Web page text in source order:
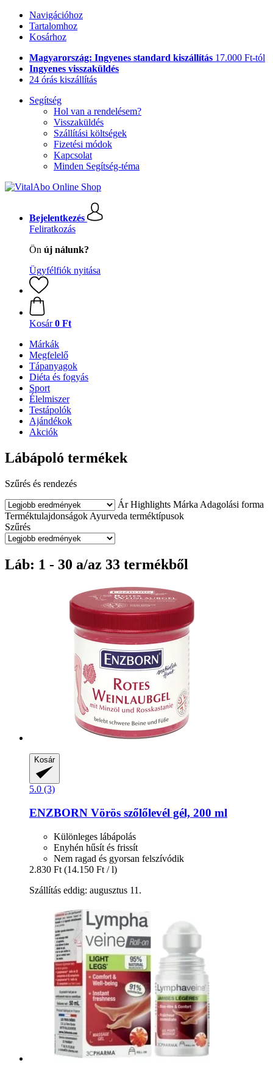
Navigációhoz
Tartalomhoz
Kosárhoz
Magyarország: Ingyenes standard kiszállítás 17.000 Ft-tól
Ingyenes visszaküldés
24 órás kiszállítás
Segítség
Hol van a rendelésem?
Visszaküldés
Szállítási költségek
Fizetési módok
Kapcsolat
Minden Segítség-téma
Bejelentkezés
Feliratkozás
Ön új nálunk?
Ügyfélfiók nyitása
Kosár 0 Ft
Márkák
Megfelelő
Tápanyagok
Diéta és fogyás
Sport
Élelmiszer
Testápolók
Ajándékok
Akciók
Lábápoló termékek
Szűrés és rendezés
Ár Highlights Márka Adagolási forma
Terméktulajdonságok Ayurveda terméktípusok
Szűrés
Láb: 1 - 30 a/az 33 termékből
Kosár
5.0 (3)
ENZBORN Vörös szőlőlevél gél, 200 ml
Különleges lábápolás
Enyhén hűsít és frissít
Nem ragad és gyorsan felszívódik
2.830 Ft (14.150 Ft / l)
Szállítás eddig: augusztus 11.